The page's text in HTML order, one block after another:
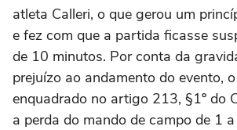
atleta Calleri, o que gerou um
e fez com que a partida ficasse
de 10 minutos. Por conta da
prejuízo ao andamento do evento,
enquadrado no artigo 213, §1º do
a perda do mando de campo de 1